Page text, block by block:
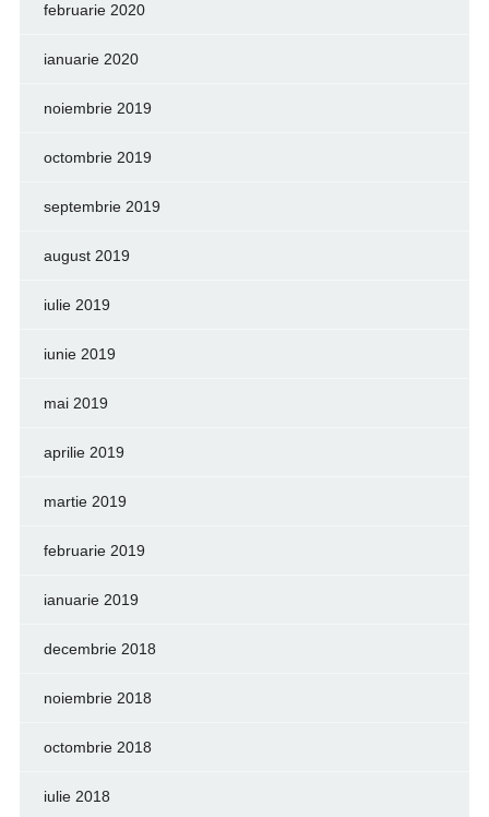
februarie 2020
ianuarie 2020
noiembrie 2019
octombrie 2019
septembrie 2019
august 2019
iulie 2019
iunie 2019
mai 2019
aprilie 2019
martie 2019
februarie 2019
ianuarie 2019
decembrie 2018
noiembrie 2018
octombrie 2018
iulie 2018